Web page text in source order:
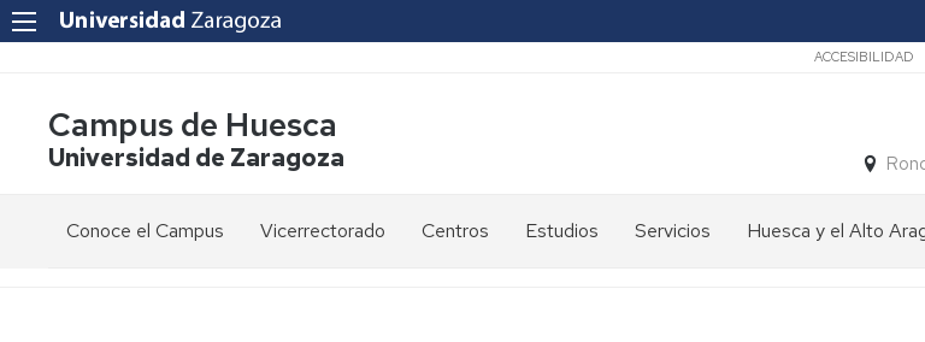
ACCESIBILIDAD
Campus de Huesca
Universidad de Zaragoza
Conoce el Campus Vicerrectorado Centros Estudios Servicios Huesca y el Alto